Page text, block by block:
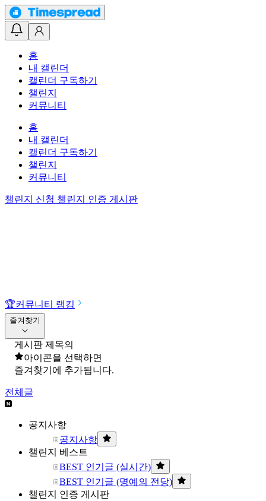
홈
내 캘린더
캘린더 구독하기
챌린지
커뮤니티
홈
내 캘린더
캘린더 구독하기
챌린지
커뮤니티
챌린지 신청 챌린지 인증 게시판
🏆커뮤니티 랭킹
즐겨찾기
게시판 제목의
아이콘을 선택하면
즐겨찾기에 추가됩니다.
전체글
공지사항
공지사항
챌린지 베스트
BEST 인기글 (실시간)
BEST 인기글 (명예의 전당)
챌린지 인증 게시판